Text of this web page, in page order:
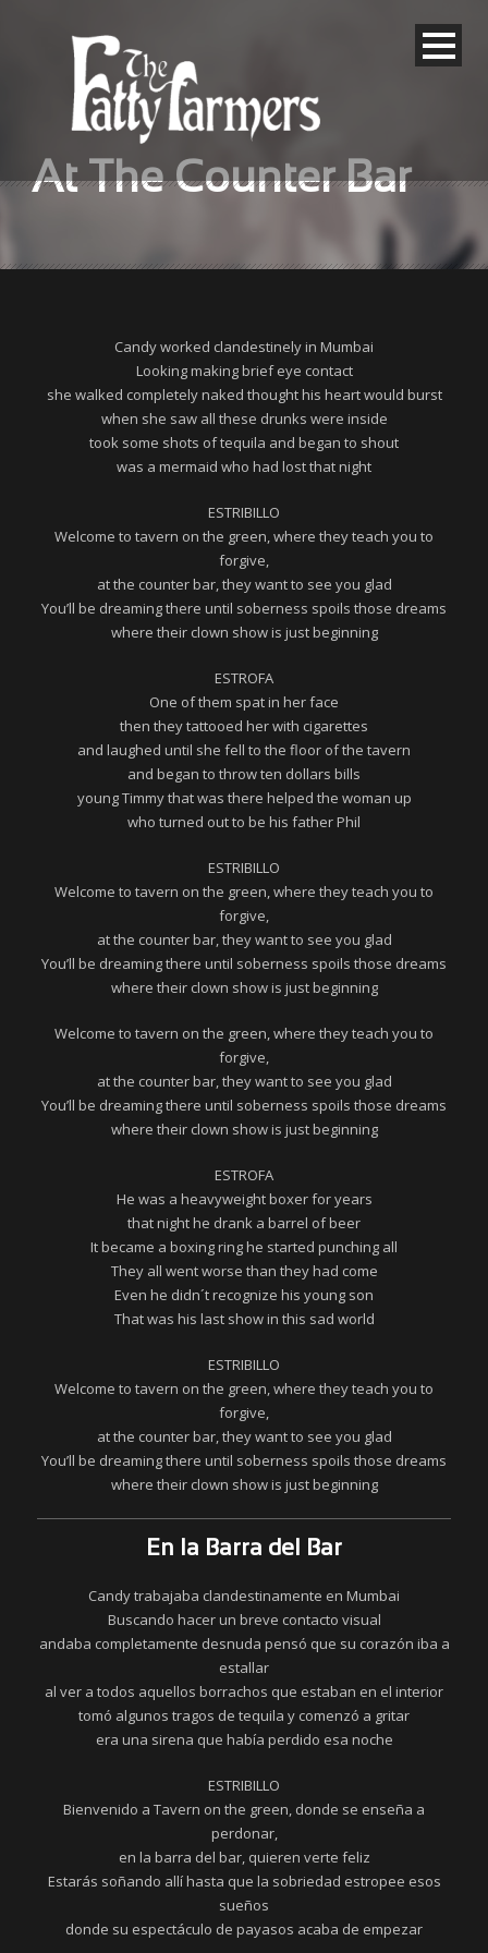
At The Counter Bar
Candy worked clandestinely in Mumbai
Looking making brief eye contact
she walked completely naked thought his heart would burst
when she saw all these drunks were inside
took some shots of tequila and began to shout
was a mermaid who had lost that night
ESTRIBILLO
Welcome to tavern on the green, where they teach you to
forgive,
at the counter bar, they want to see you glad
You’ll be dreaming there until soberness spoils those dreams
where their clown show is just beginning
ESTROFA
One of them spat in her face
then they tattooed her with cigarettes
and laughed until she fell to the floor of the tavern
and began to throw ten dollars bills
young Timmy that was there helped the woman up
who turned out to be his father Phil
ESTRIBILLO
Welcome to tavern on the green, where they teach you to
forgive,
at the counter bar, they want to see you glad
You’ll be dreaming there until soberness spoils those dreams
where their clown show is just beginning
Welcome to tavern on the green, where they teach you to
forgive,
at the counter bar, they want to see you glad
You’ll be dreaming there until soberness spoils those dreams
where their clown show is just beginning
ESTROFA
He was a heavyweight boxer for years
that night he drank a barrel of beer
It became a boxing ring he started punching all
They all went worse than they had come
Even he didn´t recognize his young son
That was his last show in this sad world
ESTRIBILLO
Welcome to tavern on the green, where they teach you to
forgive,
at the counter bar, they want to see you glad
You’ll be dreaming there until soberness spoils those dreams
where their clown show is just beginning
En la Barra del Bar
Candy trabajaba clandestinamente en Mumbai
Buscando hacer un breve contacto visual
andaba completamente desnuda pensó que su corazón iba a
estallar
al ver a todos aquellos borrachos que estaban en el interior
tomó algunos tragos de tequila y comenzó a gritar
era una sirena que había perdido esa noche
ESTRIBILLO
Bienvenido a Tavern on the green, donde se enseña a
perdonar,
en la barra del bar, quieren verte feliz
Estarás soñando allí hasta que la sobriedad estropee esos
sueños
donde su espectáculo de payasos acaba de empezar